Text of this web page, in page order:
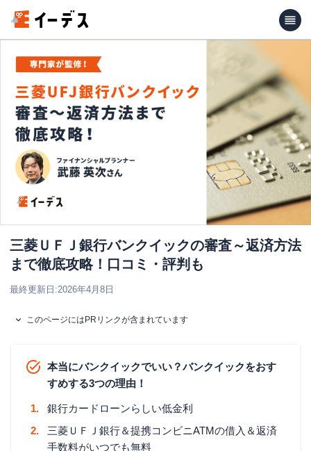
三菱ＵＦＪ銀行バンクイックの審査～返済方法
まで徹底攻略！口コミ・評判も
最終更新日:2026年4月8日
このページにはPRリンクが含まれています
本当にバンクイックでいい？バンクイックをおす
すめする3つの理由！
銀行カードローンらしい低金利
三菱ＵＦＪ銀行＆提携コンビニATMの借入＆返済
手数料がいつでも無料